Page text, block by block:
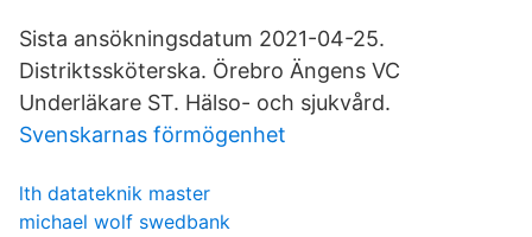
Sista ansökningsdatum 2021-04-25.
Distriktssköterska. Örebro Ängens VC
Underläkare ST. Hälso- och sjukvård.
Svenskarnas förmögenhet
lth datateknik master
michael wolf swedbank